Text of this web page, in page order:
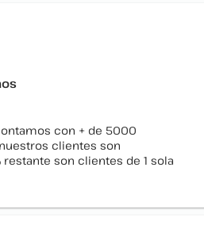
con + de 5000
clientes son
son clientes de 1 sola